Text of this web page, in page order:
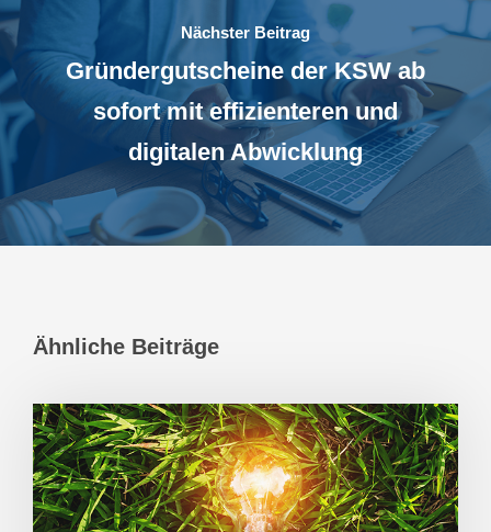
Nächster Beitrag
Gründergutscheine der KSW ab
sofort mit effizienteren und
digitalen Abwicklung
Ähnliche Beiträge